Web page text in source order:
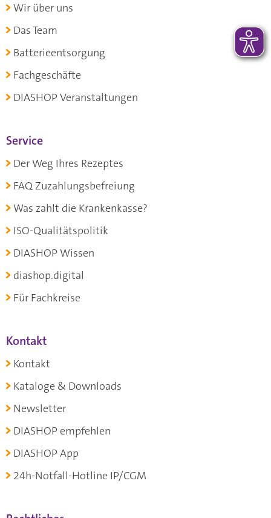
Wir über uns
Das Team
Batterieentsorgung
Fachgeschäfte
DIASHOP Veranstaltungen
Service
Der Weg Ihres Rezeptes
FAQ Zuzahlungsbefreiung
Was zahlt die Krankenkasse?
ISO-Qualitätspolitik
DIASHOP Wissen
diashop.digital
Für Fachkreise
Kontakt
Kontakt
Kataloge & Downloads
Newsletter
DIASHOP empfehlen
DIASHOP App
24h-Notfall-Hotline IP/CGM